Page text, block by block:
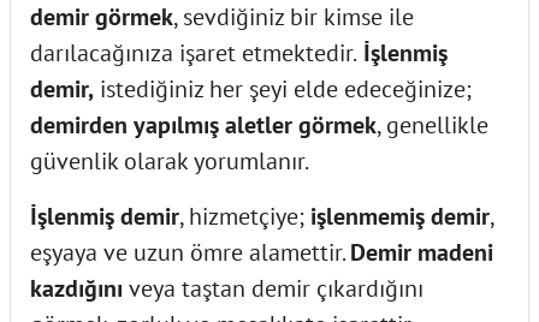
demir görmek, sevdiğiniz bir kimse ile
darılacağınıza işaret etmektedir. İşlenmiş
demir, istediğiniz her şeyi elde edeceğinize;
demirden yapılmış aletler görmek, genellikle
güvenlik olarak yorumlanır.
İşlenmiş demir, hizmetçiye; işlenmemiş demir,
eşyaya ve uzun ömre alamettir.Demir madeni
kazdığını veya taştan demir çıkardığını